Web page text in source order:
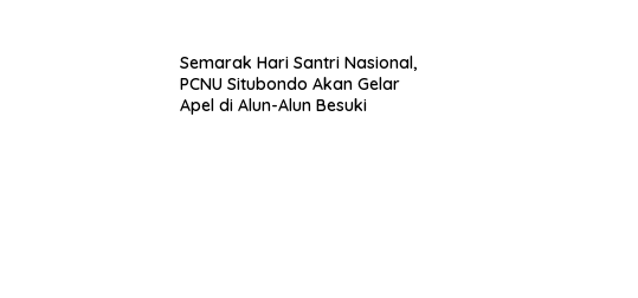
Semarak Hari Santri Nasional,
PCNU Situbondo Akan Gelar
Apel di Alun-Alun Besuki